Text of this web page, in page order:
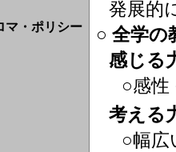
マ・ポリシー
発展的
○ 全学の
感じる
○感性
考える
○幅広